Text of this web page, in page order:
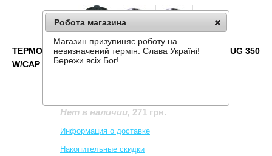
ТЕРМОКРУЖКА С ПОИЛКОЙ TERRA INCOGNITA T-MUG 350
W/CAP
Нет в наличии, 271 грн.
Информация о доставке
Накопительные скидки
Робота магазина
Магазин призупиняє роботу на
невизначений термін. Слава Україні!
Бережи всіх Бог!